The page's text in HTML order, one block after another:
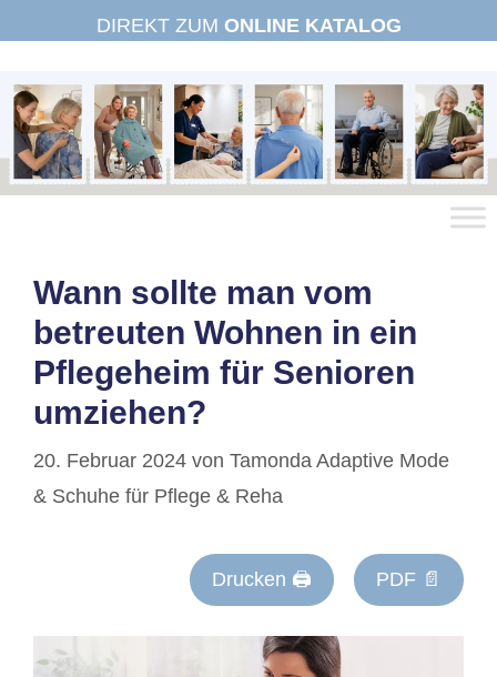
Inhalt
DIREKT ZUM ONLINE KATALOG
Wann sollte man vom
betreuten Wohnen in ein
Pflegeheim für Senioren
umziehen?
20. Februar 2024 von Tamonda Adaptive Mode
& Schuhe für Pflege & Reha
Drucken 🖨 PDF 📄